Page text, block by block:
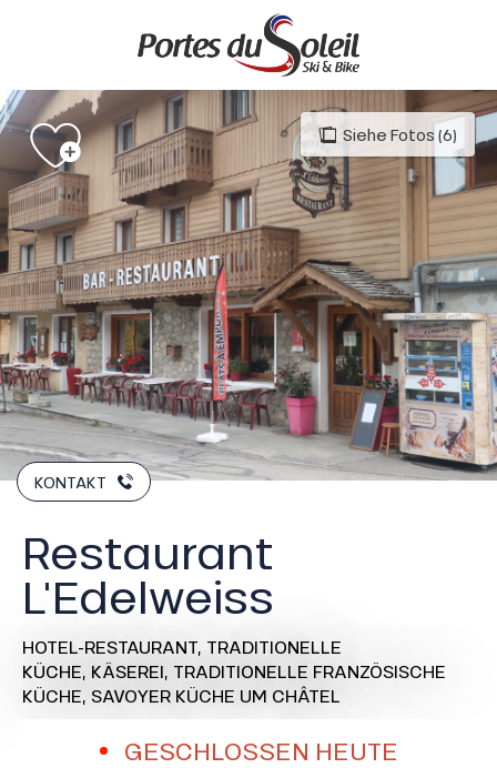
principal
Siehe Fotos (6)
KONTAKT
Restaurant
L'Edelweiss
HOTEL-RESTAURANT, TRADITIONELLE
KÜCHE, KÄSEREI, TRADITIONELLE FRANZÖSISCHE
KÜCHE, SAVOYER KÜCHE UM CHÂTEL
GESCHLOSSEN HEUTE